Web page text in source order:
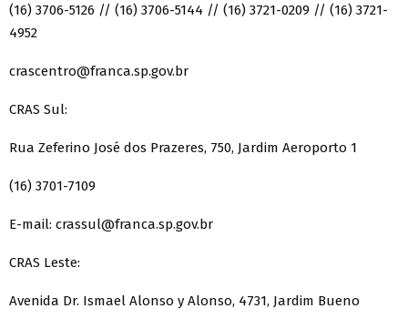
(16) 3706-5126 // (16) 3706-5144 // (16) 3721-0209 // (16) 3721-
4952
crascentro@franca.sp.gov.br
CRAS Sul:
Rua Zeferino José dos Prazeres, 750, Jardim Aeroporto 1
(16) 3701-7109
E-mail: crassul@franca.sp.gov.br
CRAS Leste:
Avenida Dr. Ismael Alonso y Alonso, 4731, Jardim Bueno